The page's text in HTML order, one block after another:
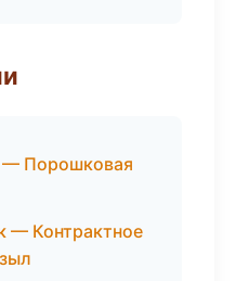
— Порошковая
— Контрактное